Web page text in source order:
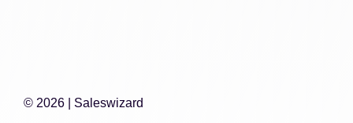
© 2026 | Saleswizard